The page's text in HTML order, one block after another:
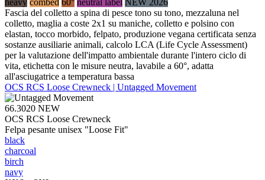
heavy combed 60° neutral label NEW 2026
Fascia del colletto a spina di pesce tono su tono, mezzaluna nel
colletto, maglia a coste 2x1 su maniche, colletto e polsino con
elastan, tocco morbido, felpato, produzione vegana certificata senza
sostanze ausiliarie animali, calcolo LCA (Life Cycle Assessment)
per la valutazione dell'impatto ambientale durante l'intero ciclo di
vita, etichetta con le misure neutra, lavabile a 60°, adatta
all'asciugatrice a temperatura bassa
OCS RCS Loose Crewneck | Untagged Movement
66.3020 NEW
OCS RCS Loose Crewneck
Felpa pesante unisex "Loose Fit"
black
charcoal
birch
navy